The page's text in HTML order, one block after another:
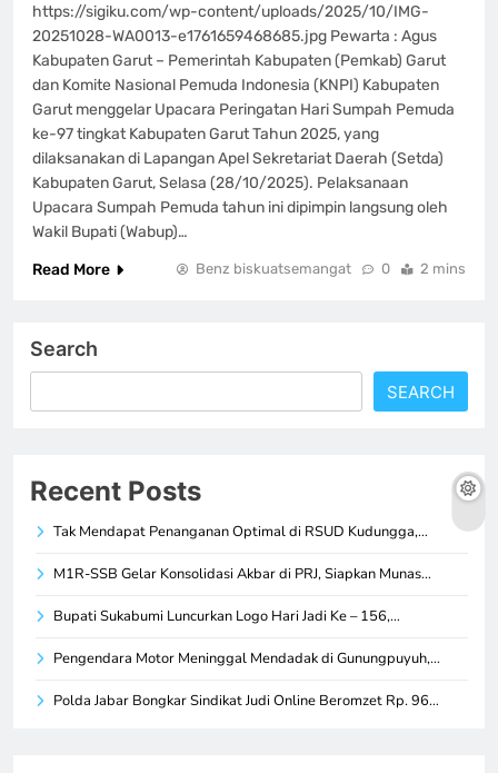
https://sigiku.com/wp-content/uploads/2025/10/IMG-
20251028-WA0013-e1761659468685.jpg Pewarta : Agus
Kabupaten Garut – Pemerintah Kabupaten (Pemkab) Garut
dan Komite Nasional Pemuda Indonesia (KNPI) Kabupaten
Garut menggelar Upacara Peringatan Hari Sumpah Pemuda
ke-97 tingkat Kabupaten Garut Tahun 2025, yang
dilaksanakan di Lapangan Apel Sekretariat Daerah (Setda)
Kabupaten Garut, Selasa (28/10/2025). Pelaksanaan
Upacara Sumpah Pemuda tahun ini dipimpin langsung oleh
Wakil Bupati (Wabup)…
Read More
Benz biskuatsemangat 0 2 mins
Search
SEARCH
Recent Posts
Tak Mendapat Penanganan Optimal di RSUD Kudungga,…
M1R-SSB Gelar Konsolidasi Akbar di PRJ, Siapkan Munas…
Bupati Sukabumi Luncurkan Logo Hari Jadi Ke – 156,…
Pengendara Motor Meninggal Mendadak di Gunungpuyuh,…
Polda Jabar Bongkar Sindikat Judi Online Beromzet Rp. 96…